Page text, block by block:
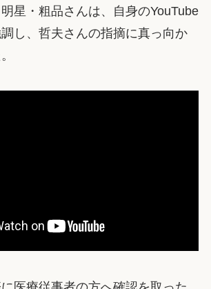
星・粗品さんは、自身のYouTube
し、哲夫さんの指摘に真っ向か